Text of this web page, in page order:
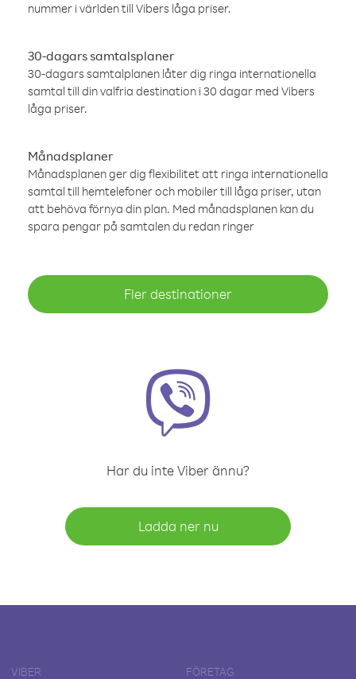
nummer i världen till Vibers låga priser.
30-dagars samtalsplaner
30-dagars samtalplanen låter dig ringa internationella
samtal till din valfria destination i 30 dagar med Vibers
låga priser.
Månadsplaner
Månadsplanen ger dig flexibilitet att ringa internationella
samtal till hemtelefoner och mobiler till låga priser, utan
att behöva förnya din plan. Med månadsplanen kan du
spara pengar på samtalen du redan ringer
Fler destinationer
Har du inte Viber ännu?
Ladda ner nu
VIBER FÖRETAG